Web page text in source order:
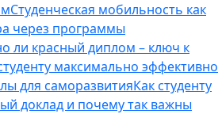
Студенческая мобильность как
через программы
ли красный диплом – ключ к
максимально эффективно
для саморазвитияКак студенту
доклад и почему так важны